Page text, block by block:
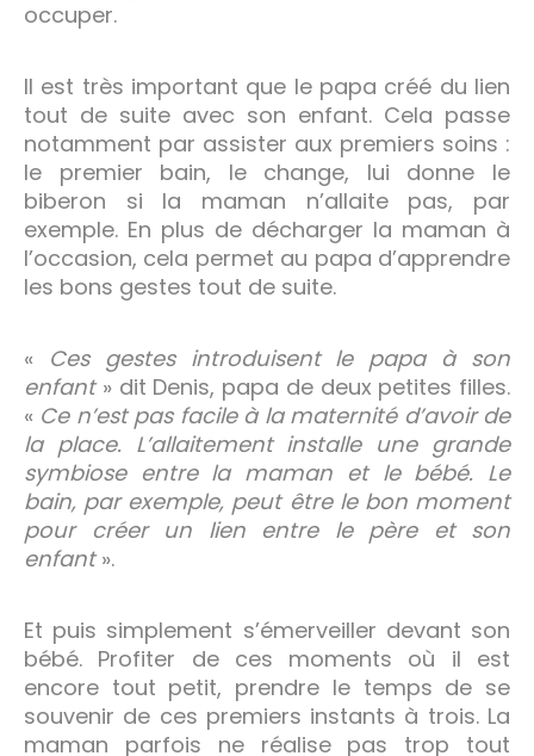
occuper.
Il est très important que le papa créé du lien
tout de suite avec son enfant. Cela passe
notamment par assister aux premiers soins :
le premier bain, le change, lui donne le
biberon si la maman n’allaite pas, par
exemple. En plus de décharger la maman à
l’occasion, cela permet au papa d’apprendre
les bons gestes tout de suite.
« Ces gestes introduisent le papa à son
enfant» dit Denis, papa de deux petites filles.
« Ce n’est pas facile à la maternité d’avoir de
la place. L’allaitement installe une grande
symbiose entre la maman et le bébé. Le
bain, par exemple, peut être le bon moment
pour créer un lien entre le père et son
enfant».
Et puis simplement s’émerveiller devant son
bébé. Profiter de ces moments où il est
encore tout petit, prendre le temps de se
souvenir de ces premiers instants à trois. La
maman parfois ne réalise pas trop tout